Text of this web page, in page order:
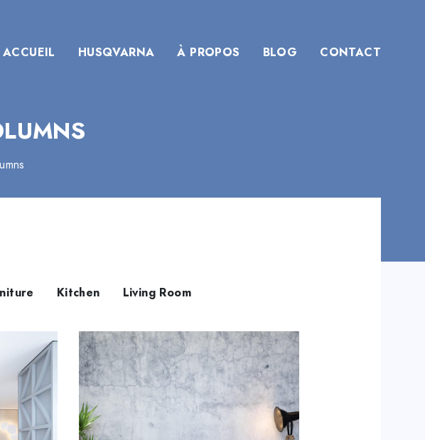
ACCUEIL HUSQVARNA À PROPOS BLOG CONTACT
Kitchen Living Room